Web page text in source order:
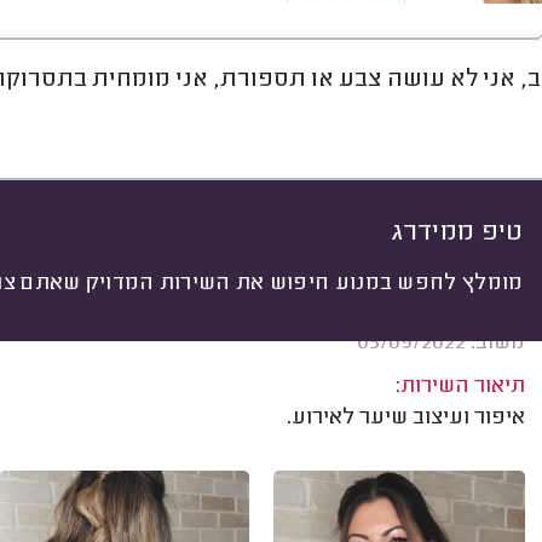
אני לא עושה צבע או תספורת, אני מומחית
טיפ ממידרג
מומלץ לחפש במנוע חיפוש את השירות המדויק שאתם
חוות דעת מחירים ממוצע
איפור לאירועים
משוב: 05/09/2022
תיאור השירות:
איפור ועיצוב שיער לאירוע.